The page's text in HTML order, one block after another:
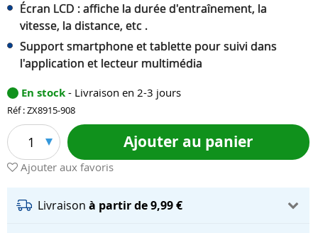
Écran LCD : affiche la durée d'entraînement, la
vitesse, la distance, etc .
Support smartphone et tablette pour suivi dans
l'application et lecteur multimédia
En stock - Livraison en 2-3 jours
Réf : ZX8915-908
1 Ajouter au panier
Ajouter aux favoris
Livraison à partir de 9,99 €